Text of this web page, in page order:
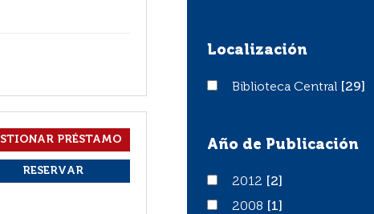
Localización
Biblioteca Central
Biblioteca Central [29]
Año de Publicación
20122012
[2]
20082008
[1]